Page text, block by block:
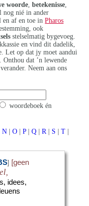
woorde ,betekenisse
nog nié in ander
en af en toe inPharos
ook
stelselmatig bygevoeg.
en vind dit dadelik,
Let op dat jy moet aandui
dat ’n lewende
Neem aan ons
woordeboek én
N | O | P | Q | R | S | T |
] [geen
idees,